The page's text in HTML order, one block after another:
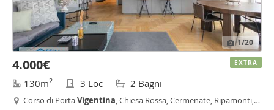
1/20
4.000€
130m2 3 Loc 2 Bagni
Corso di PortaVigentina, Chiesa Rossa, Cermenate, Ripamonti,
EXTRA